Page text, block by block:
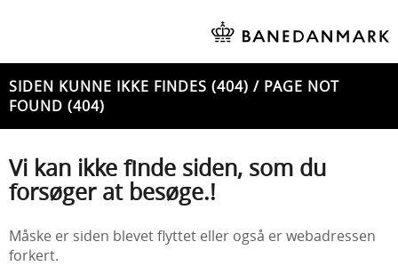
SIDEN KUNNE IKKE FINDES (404) / PAGE NOT
FOUND (404)
Vi kan ikke finde siden, som du
forsøger at besøge.!
Måske er siden blevet flyttet eller også er webadressen
forkert.